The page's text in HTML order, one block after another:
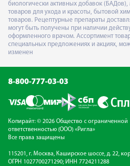
биологически активных добавок
товаров для ухода и красоты, бытовой
товаров. Рецептурные препараты
могут быть получены при наличии
оформленного врачом. Ассортимент
специальных предложениях и акциях,
изменен
8-800-777-03-03
Копирайт: © 2026 Общество с ограниченной
ответственностью (ООО) «Ригла»
Все права защищены
115201, г. Москва, Каширское шоссе, д. 22,
ОГРН 1027700271290; ИНН 7724211288